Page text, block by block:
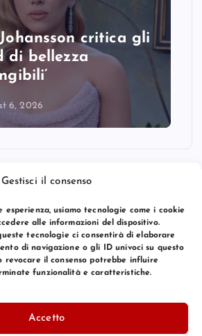
Gestisci il consenso
esperienza, usiamo tecnologie come i cookie
alle informazioni del dispositivo.
tecnologie ci consentirà di elaborare
di navigazione o gli ID univoci su questo
revocare il consenso potrebbe influire
funzionalità e caratteristiche.
Accetto
critica gli
di bellezza
6, 2026